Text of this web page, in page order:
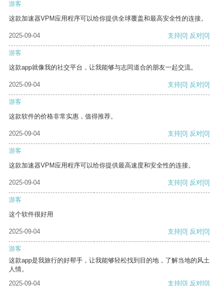
游客
这款加速器VPM应用程序可以给你提供全球覆盖和最高安全性的连接。
2025-09-04 支持[0] 反对[0]
游客
这款app就像我的社交平台，让我能够与志同道合的朋友一起交流。
2025-09-04 支持[0] 反对[0]
游客
这款软件的价格非常实惠，值得推荐。
2025-09-04 支持[0] 反对[0]
游客
这款加速器VPM应用程序可以给你提供最高速度和安全性的连接。
2025-09-04 支持[0] 反对[0]
游客
这个软件很好用
2025-09-04 支持[0] 反对[0]
游客
这款app是我旅行的好帮手，让我能够轻松找到目的地，了解当地的风土
人情。
2025-09-04
支持[0] 反对[0]